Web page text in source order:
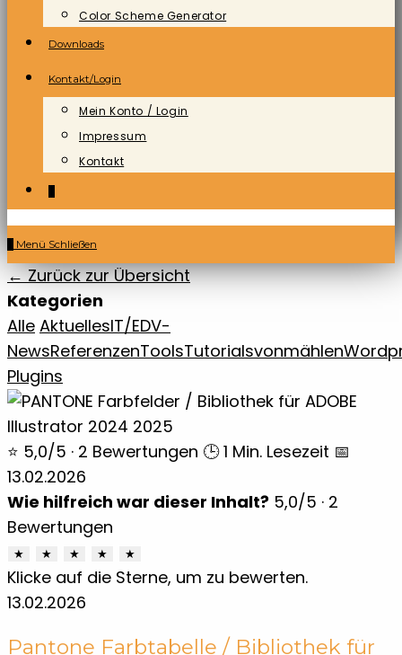
Color Scheme Generator
Downloads
Kontakt/Login
Mein Konto / Login
Impressum
Kontakt
Menü Schließen
← Zurück zur Übersicht
Kategorien
Alle AktuellesIT/EDV-
NewsReferenzenToolsTutorialsvonmählen
Plugins
⭐ 5,0/5 · 2 Bewertungen 🕒 1 Min. Lesezeit 📅
13.02.2026
Wie hilfreich war dieser Inhalt? 5,0/5 · 2
Bewertungen
★ ★ ★ ★ ★
Klicke auf die Sterne, um zu bewerten.
13.02.2026
Pantone Farbtabelle / Bibliothek für